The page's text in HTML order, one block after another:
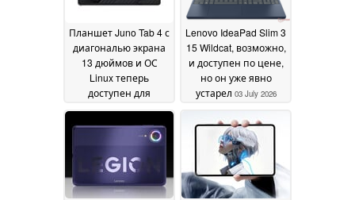
Планшет Juno Tab 4 с
диагональю экрана
13 дюймов и ОС
Linux теперь
доступен для
заказа по цене около
1 000 долларов04 July
2026
Lenovo IdeaPad Slim 3
15 Wildcat, возможно,
и доступен по цене,
но он уже явно
устарел 03 July 2026